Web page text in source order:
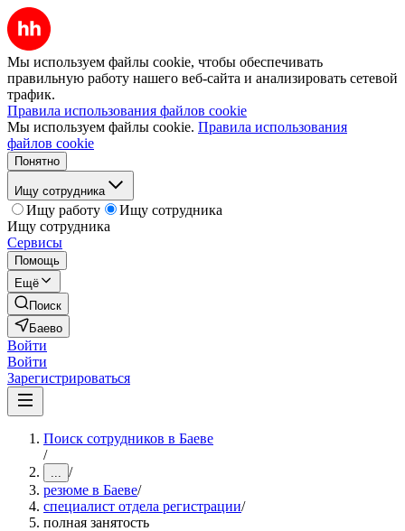
Мы используем файлы cookie, чтобы обеспечивать
правильную работу нашего веб-сайта и анализировать сетевой
трафик.
Правила использования файлов cookie
Мы используем файлы cookie. Правила использования
файлов cookie
Понятно
Ищу сотрудника
Ищу работу
Ищу сотрудника
Ищу сотрудника
Сервисы
Помощь
Ещё
Поиск
Баево
Войти
Войти
Зарегистрироваться
Поиск сотрудников в Баеве
/
... /
резюме в Баеве/
специалист отдела регистрации/
полная занятость